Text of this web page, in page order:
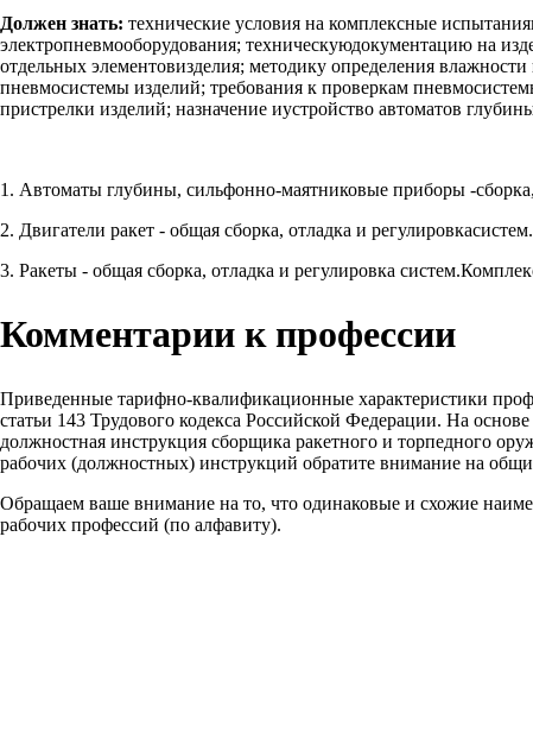
Должен знать: технические условия на комплексные
электропневмооборудования; техническуюдокументацию на
отдельных элементовизделия; методику определения
пневмосистемы изделий; требования к проверкам
пристрелки изделий; назначение иустройство автоматов
1. Автоматы глубины, сильфонно-маятниковые приборы -
2. Двигатели ракет - общая сборка, отладка и регулировкасистем.
3. Ракеты - общая сборка, отладка и регулировка
Комментарии к профессии
Приведенные тарифно-квалификационные характеристики
статьи 143 Трудового кодекса Российской Федерации. На
должностная инструкция сборщика ракетного и торпедного
рабочих (должностных) инструкций обратите внимание на
Обращаем ваше внимание на то, что одинаковые и схожие
рабочих профессий (по алфавиту).